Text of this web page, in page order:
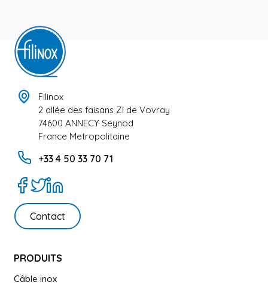
Filinox
2 allée des faisans ZI de Vovray
74600 ANNECY Seynod
France Metropolitaine
+33 4 50 33 70 71
Contact
PRODUITS
Câble inox